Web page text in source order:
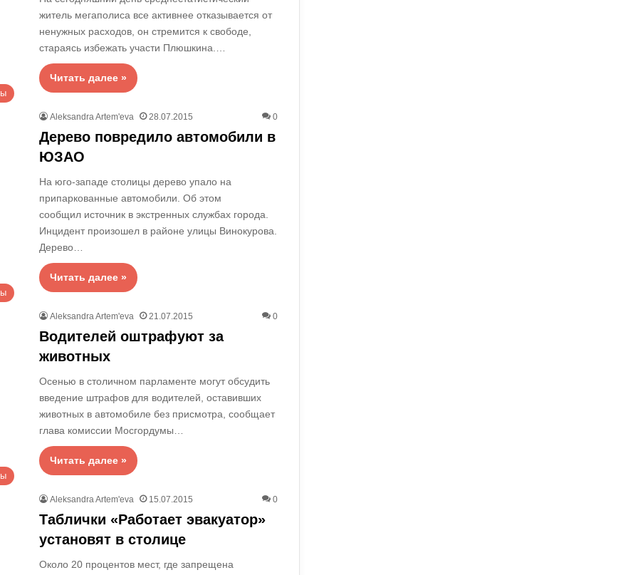
житель мегаполиса все активнее отказывается от
ненужных расходов, он стремится к свободе,
стараясь избежать участи Плюшкина.…
Читать далее »
Aleksandra Artem'eva 28.07.2015 0
Дерево повредило автомобили в
ЮЗАО
На юго-западе столицы дерево упало на
припаркованные автомобили. Об этом
сообщил источник в экстренных службах города.
Инцидент произошел в районе улицы Винокурова.
Дерево…
Читать далее »
Aleksandra Artem'eva 21.07.2015 0
Водителей оштрафуют за
животных
Осенью в столичном парламенте могут обсудить
введение штрафов для водителей, оставивших
животных в автомобиле без присмотра, сообщает
глава комиссии Мосгордумы…
Читать далее »
Aleksandra Artem'eva 15.07.2015 0
Таблички «Работает эвакуатор»
установят в столице
Около 20 процентов мест, где запрещена